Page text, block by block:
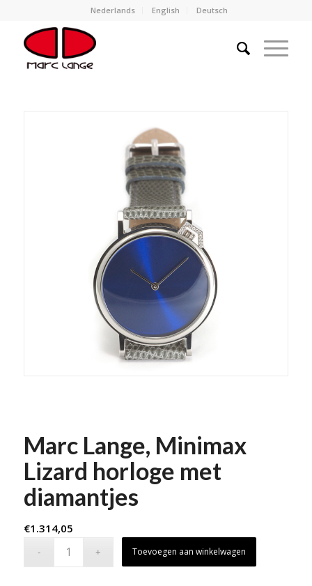
Nederlands English Deutsch
Marc Lange, Minimax
Lizard horloge met
diamantjes
€1.314,05
Toevoegen aan winkelwagen